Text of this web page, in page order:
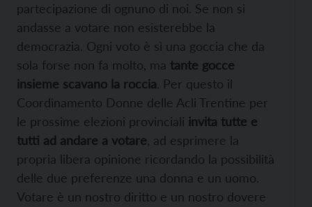
partecipazione di ognuno di noi. Se non si
andasse a votare non esisterebbe la
democrazia. Ogni voto è sì una goccia che da
sola forse non fa molto, ma tante gocce
insieme scavano la roccia. Per questo il
Coordinamento Donne delle Acli Trentine per
le prossime elezioni provinciali invita tutte e
tutti ad andare a votare, ad esprimere la
propria libera opinione ricordando la possibilità
delle due preferenze una donna e un uomo.
Votare è un nostro diritto e un nostro dovere